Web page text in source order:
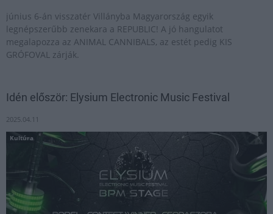
június 6-án visszatér Villányba Magyarország egyik
legnépszerűbb zenekara a REPUBLIC! A jó hangulatot
megalapozza az ANIMAL CANNIBALS, az estét pedig KIS
GRÓFOVAL zárják.
Idén először: Elysium Electronic Music Festival
2025.04.11
Kultúra